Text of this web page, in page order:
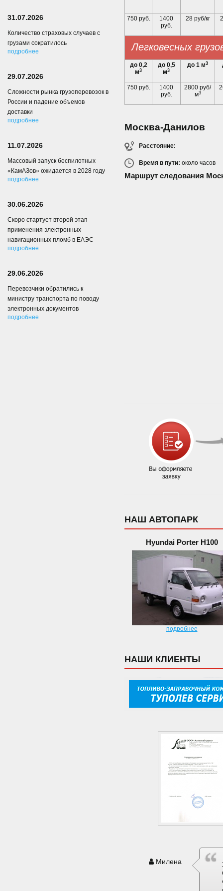
750 руб.
1400
руб.
28 руб/кг
Легковесных
до 0,2
м3
до 0,5
м3
до 1 м3
750 руб.
1400
руб.
2800 руб/
м3
Москва-Данилов
Расстояние:
Время в пути: около часов
Маршрут следования
НАШ АВТОПАРК
Hyundai Porter H100
подробнее
НАШИ КЛИЕНТЫ
Милена
31.07.2026
Количество страховых случаев с
грузами сократилось
подробнее
29.07.2026
Сложности рынка грузоперевозок в
России и падение объемов
доставки
подробнее
11.07.2026
Массовый запуск беспилотных
«КамАЗов» ожидается в 2028 году
подробнее
30.06.2026
Скоро стартует второй этап
применения электронных
навигационных пломб в ЕАЭС
подробнее
29.06.2026
Перевозчики обратились к
министру транспорта по поводу
электронных документов
подробнее